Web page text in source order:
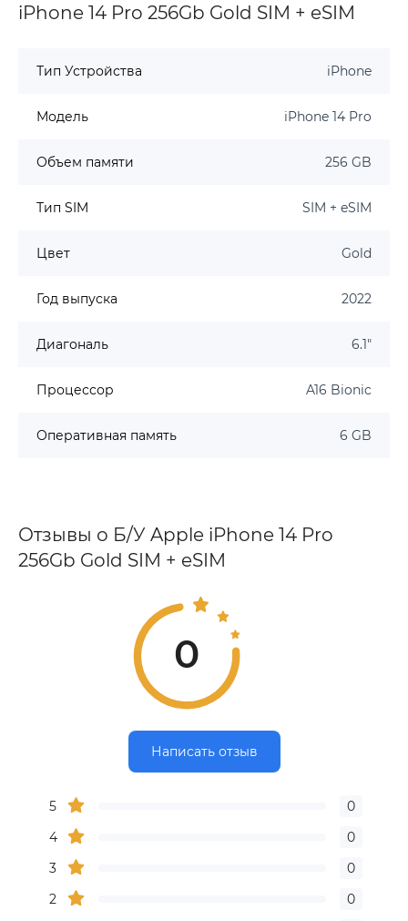
iPhone 14 Pro 256Gb Gold SIM + eSIM
Тип Устройства iPhone
Модель iPhone 14 Pro
Объем памяти 256 GB
Тип SIM SIM + eSIM
Цвет Gold
Год выпуска 2022
Диагональ 6.1"
Процессор A16 Bionic
Оперативная память 6 GB
Отзывы о Б/У Apple iPhone 14 Pro
256Gb Gold SIM + eSIM
0
Написать отзыв
5
0
4
0
3
0
2
0